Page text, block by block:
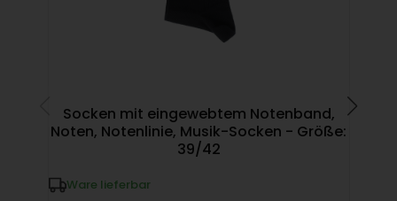
Socken mit eingewebtem Notenband,
Noten, Notenlinie, Musik-Socken - Größe:
39/42
Ware lieferbar